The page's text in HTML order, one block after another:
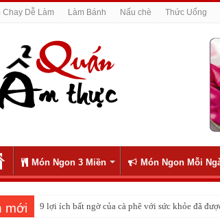
Chay Dễ Làm Làm Bánh Nấu chè Thức Uống
Món Ngon 3 Miền Món Ngon Mỗi
mới 9 lợi ích bất ngờ của cà phê với sức khỏe đã